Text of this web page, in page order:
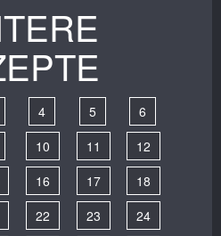
4 5
6
10 11
12
16 17
18
22 23
24